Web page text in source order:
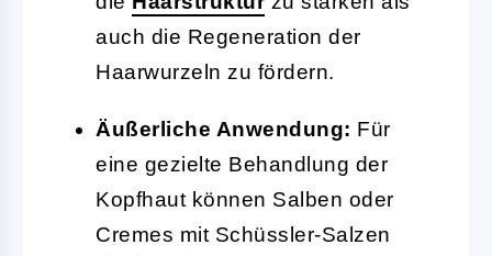
auch die Regeneration der
Haarwurzeln zu fördern.
Äußerliche Anwendung: Für
eine gezielte Behandlung der
Kopfhaut können Salben oder
Cremes mit Schüssler-Salzen